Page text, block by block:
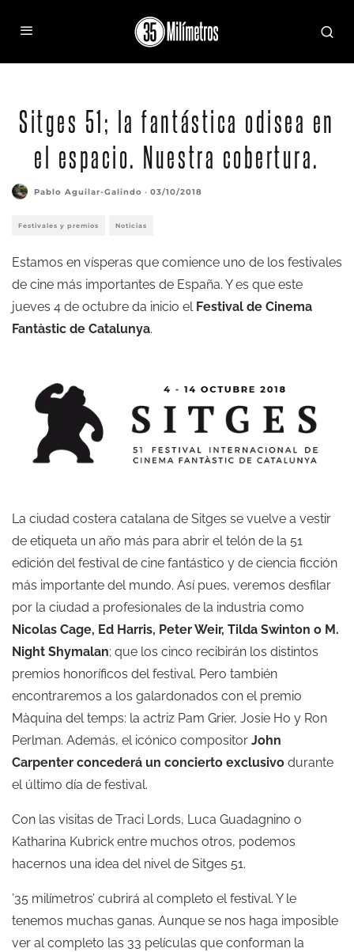
Sitges 51; la fantástica odisea en
el espacio. Nuestra cobertura.
Pablo Aguilar-Galindo · 03/10/2018
Festivales y premios Noticias
Estamos en vísperas que comience uno de los festivales
de cine más importantes de España. Y es que este
jueves 4 de octubre da inicio el Festival de Cinema
Fantàstic de Catalunya.
La ciudad costera catalana de Sitges se vuelve a vestir
de etiqueta un año más para abrir el telón de la 51
edición del festival de cine fantástico y de ciencia ficción
más importante del mundo. Así pues, veremos desfilar
por la ciudad a profesionales de la industria como
Nicolas Cage, Ed Harris, Peter Weir, Tilda Swinton o M.
Night Shymalan; que los cinco recibirán los distintos
premios honoríficos del festival. Pero también
encontraremos a los galardonados con el premio
Màquina del temps: la actriz Pam Grier, Josie Ho y Ron
Perlman. Además, el icónico compositor John
Carpenter concederá un concierto exclusivo durante
el último día de festival.
Con las visitas de Traci Lords, Luca Guadagnino o
Katharina Kubrick entre muchos otros, podemos
hacernos una idea del nivel de Sitges 51.
’35 milímetros’ cubrirá al completo el festival. Y le
tenemos muchas ganas. Aunque se nos haga imposible
ver al completo las 33 películas que conforman la